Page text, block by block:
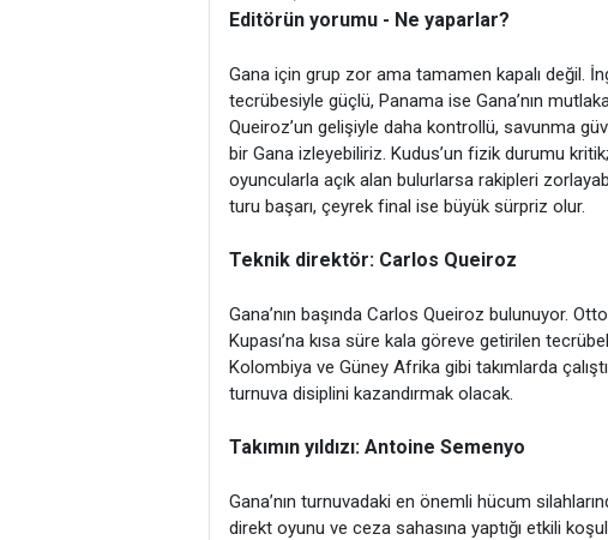
Editörün yorumu - Ne yaparlar?
Gana için grup zor ama tamamen kapalı değil.
tecrübesiyle güçlü, Panama ise Gana’nın
Queiroz’un gelişiyle daha kontrollü, savunma
bir Gana izleyebiliriz. Kudus’un fizik durumu
oyuncularla açık alan bulurlarsa rakipleri
turu başarı, çeyrek final ise büyük sürpriz olur.
Teknik direktör: Carlos Queiroz
Gana’nın başında Carlos Queiroz bulunuyor.
Kupası’na kısa süre kala göreve getirilen
Kolombiya ve Güney Afrika gibi takımlarda
turnuva disiplini kazandırmak olacak.
Takımın yıldızı: Antoine Semenyo
Gana’nın turnuvadaki en önemli hücum
direkt oyunu ve ceza sahasına yaptığı etkili